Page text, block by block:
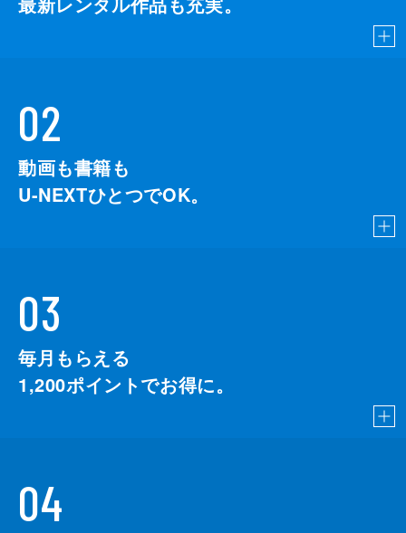
02
動画も書籍も
U-NEXTひとつでOK。
03
毎月もらえる
1,200ポイントでお得に。
04